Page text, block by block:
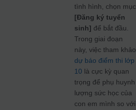
tình hình, chọn mục
[Đăng ký tuyển
sinh] để bắt đầu.
Trong giai đoạn
này, việc tham khảo
dự báo điểm thi lớp
10 là cực kỳ quan
trọng để phụ huynh
lượng sức học của
con em mình so với